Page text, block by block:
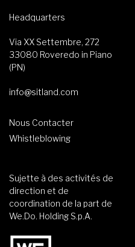
Headquarters
Via XX Settembre, 272
33080 Roveredo in Piano
(PN)
info@sitland.com
Nous Contacter
Whistleblowing
Sujette à des activités de
direction et de
coordination de la part de
We.Do. Holding S.p.A.